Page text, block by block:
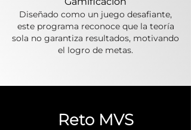
Diseñado como un juego desafiante,
este programa reconoce que la teoría
sola no garantiza resultados, motivando
el logro de metas.
Reto MVS